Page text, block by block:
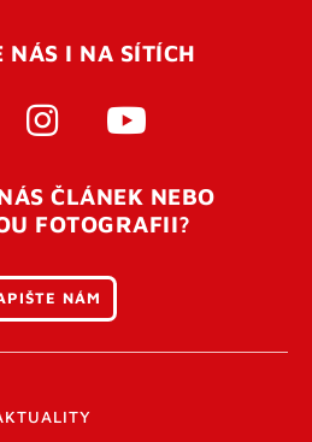
NÁS I NA SÍTÍCH
ČLÁNEK NEBO
FOTOGRAFII?
NÁM